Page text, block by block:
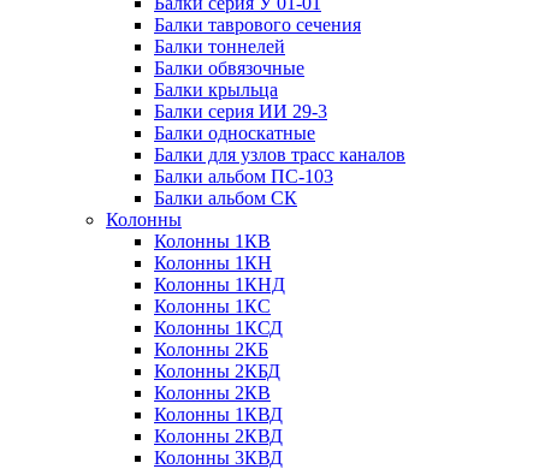
Балки таврового сечения
Балки тоннелей
Балки обвязочные
Балки крыльца
Балки серия ИИ 29-3
Балки односкатные
Балки для узлов трасс каналов
Балки альбом ПС-103
Балки альбом СК
Колонны
Колонны 1КВ
Колонны 1КН
Колонны 1КНД
Колонны 1КС
Колонны 1КСД
Колонны 2КБ
Колонны 2КБД
Колонны 2КВ
Колонны 1КВД
Колонны 2КВД
Колонны 3КВД